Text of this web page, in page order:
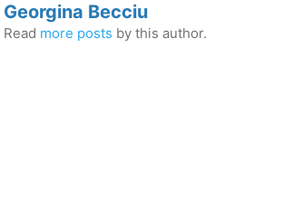
Georgina Becciu
Read more posts by this author.